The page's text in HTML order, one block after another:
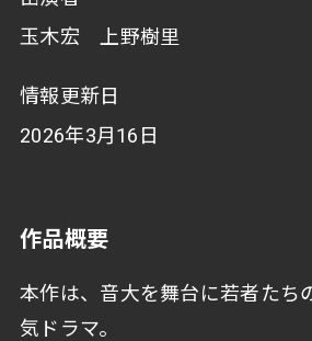
玉木宏 上野樹里
情報更新日
2026年3月16日
作品概要
本作は、音大を舞台に若者たち
気ドラマ。